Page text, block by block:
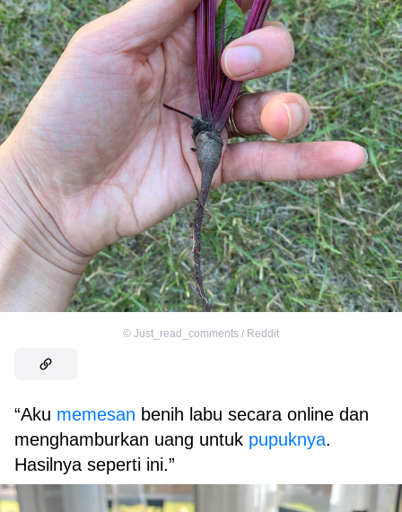
© Just_read_comments / Reddit
“Aku memesan benih labu secara online dan
menghamburkan uang untuk pupuknya.
Hasilnya seperti ini.”